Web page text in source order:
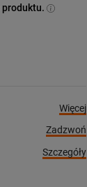
produktu.
Więcej
Zadzwoń
Szczegóły